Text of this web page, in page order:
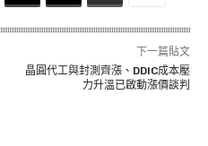
下一篇貼文
晶圓代工與封測齊漲、DDIC成本壓
力升溫已啟動漲價談判